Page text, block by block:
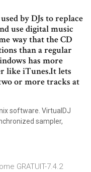
by DJs to replace
use digital music
way that the CD
than a regular
has more
like iTunes.It lets
or more tracks at
software. VirtualDJ
sampler,
GRATUIT-7.4.2